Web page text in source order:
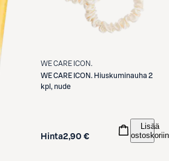
WE CARE ICON.
WE CARE ICON. Hiuskuminauha 2
kpl, nude
Hinta2,90 €
Lisää
ostoskoriin